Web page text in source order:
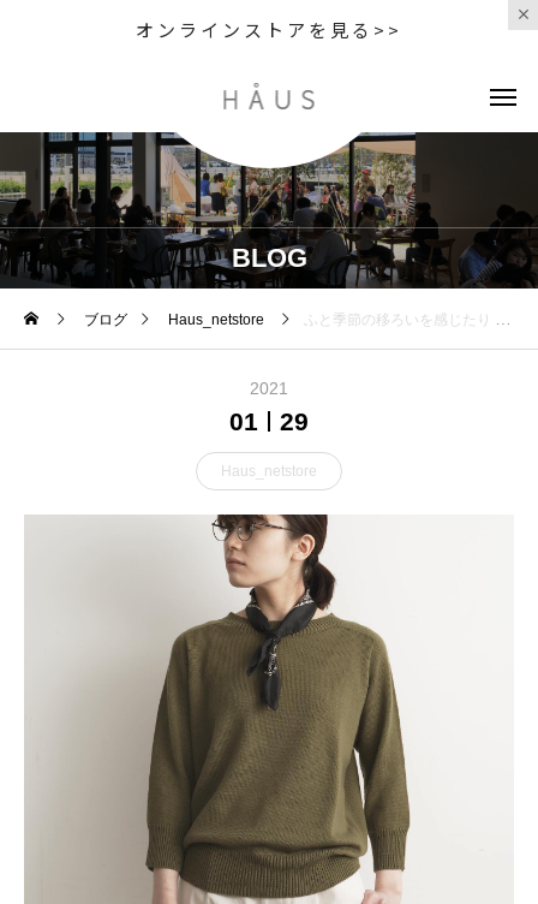
オンラインストアを見る>>
BLOG
ブログ Haus_netstore ふと季節の移ろいを感じたり また戻ったり… 天候や気温の変わりやすい時期に 合わせやすいアイテム
2021
01 29
Haus_netstore